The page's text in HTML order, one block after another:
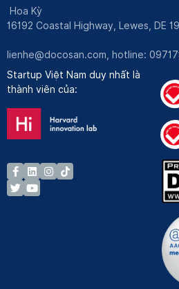
Hoa Kỳ
16192 Coastal Highway, Lewes, DE
lienhe@docosan.com , hotline:
Startup Việt Nam duy nhất là
thành viên của: